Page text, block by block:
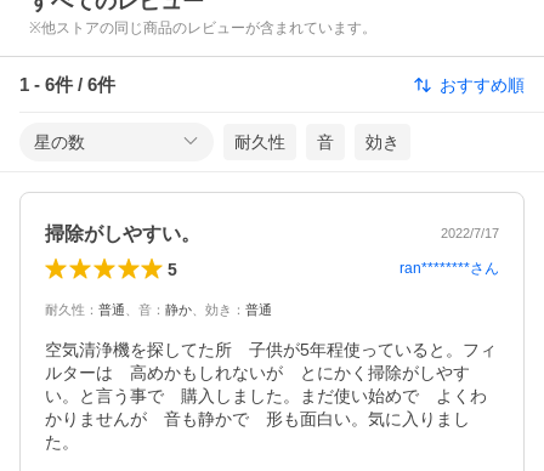
※他ストアの同じ商品のレビューが含まれています。
1 - 6件 / 6件 おすすめ順
星の数 耐久性 音 効き
掃除がしやすい。 2022/7/17
5 ran********さん
耐久性 ： 普通 音 ： 静か 効き ： 普通
空気清浄機を探してた所　子供が5年程使っていると。フィ
ルターは　高めかもしれないが　とにかく掃除がしやす
い。と言う事で　購入しました。まだ使い始めで　よくわ
かりませんが　音も静かで　形も面白い。気に入りまし
た。